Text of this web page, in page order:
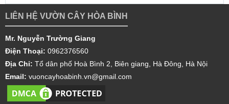
LIÊN HỆ VƯỜN CÂY HÒA BÌNH
Mr. Nguyễn Trường Giang
Điện Thoại: 0962376560
Địa Chỉ: Tổ dân phố Hoà Bình 2, Biên giang, Hà Đông, Hà Nội
Email: vuoncayhoabinh.vn@gmail.com